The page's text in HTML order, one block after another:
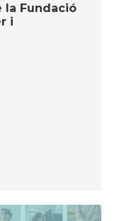
la Fundació
i